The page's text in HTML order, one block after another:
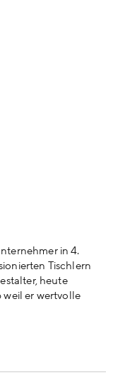
in 4.
Tischlern
heute
er wertvolle